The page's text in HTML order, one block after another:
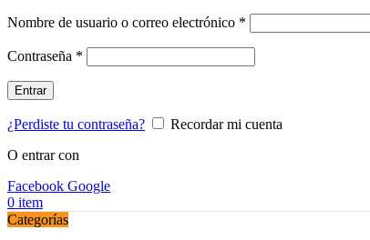
Nombre de usuario o correo electrónico *
Contraseña *
Entrar
¿Perdiste tu contraseña?
Recordar mi cuenta
O entrar con
Facebook Google
0 item
Categorías